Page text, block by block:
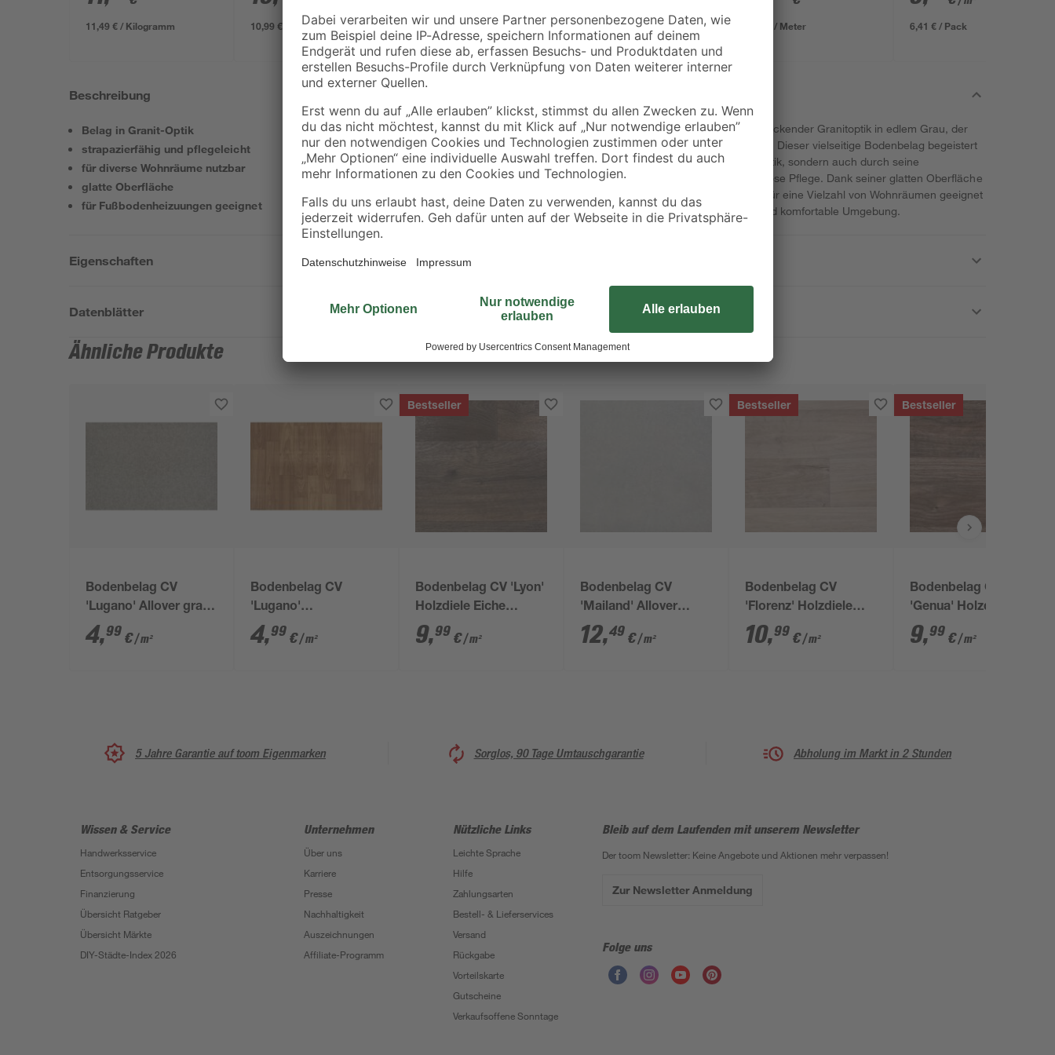
11,49 € / Kilogramm 10,99 € / Kilogramm 0,40 € / Meter 0,41 € / Meter 0,64 € / Meter
634 x 12 mm
6,41 € / Pack
Beschreibung
Belag in Granit-Optik
strapazierfähig und pflegeleicht
für diverse Wohnräume nutzbar
glatte Oberfläche
für Fußbodenheizuungen geeignet
Erlebe den Bodenbelag CV 'Lugano' in beeindruckender Granitoptik in edlem Grau, der
deinen Räumen einen Hauch von Luxus verleiht. Dieser vielseitige Bodenbelag begeistert
nicht nur durch seine realistische Holzdielen-Optik, sondern auch durch seine
außerordentliche Strapazierfähigkeit und mühelose Pflege. Dank seiner glatten Oberfläche
und der Eignung für Fußbodenheizungen ist er für eine Vielzahl von Wohnräumen geeignet
und verwandelt dein Zuhause in eine stilvolle und komfortable Umgebung.
Eigenschaften
Datenblätter
Ähnliche Produkte
Bodenbelag CV
'Lugano' Allover grau
Meterware Breite 2 m
4,99 €/ m²
Bodenbelag CV
'Lugano'
Stabparkettoptik
braun Meterware
4,99 €/ m²
Bestseller
Bodenbelag CV 'Lyon'
Holzdiele Eiche
braungrau 4 m
9,99 €/ m²
Bodenbelag CV
'Mailand' Allover
hellgrau/silbern 4 m
12,49 €/ m²
Bestseller
Bodenbelag CV
'Florenz' Holzdiele
Eiche grau 4 m
10,99 €/ m²
Bestseller
Bodenbelag CV
'Genua' Holzdiele
Eiche dunkel 4 m
9,99 €/ m²
5 Jahre Garantie auf toom Eigenmarken Sorglos, 90 Tage Umtauschgarantie Abholung im Markt in 2 Stunden
Wissen & Service
Handwerksservice
Entsorgungsservice
Finanzierung
Übersicht Ratgeber
Übersicht Märkte
DIY-Städte-Index 2026
Unternehmen
Über uns
Karriere
Presse
Nachhaltigkeit
Auszeichnungen
Affiliate-Programm
Nützliche Links
Leichte Sprache
Hilfe
Zahlungsarten
Bestell- & Lieferservices
Versand
Rückgabe
Vorteilskarte
Gutscheine
Verkaufsoffene Sonntage
Bleib auf dem Laufenden mit unserem Newsletter
Der toom Newsletter: Keine Angebote und Aktionen mehr verpassen!
Zur Newsletter Anmeldung
Folge uns